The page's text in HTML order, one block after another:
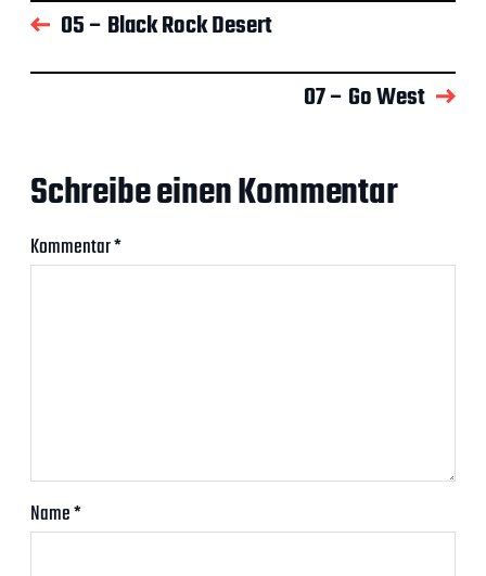
05 – Black Rock Desert
07 – Go West
Schreibe einen Kommentar
Kommentar*
Name*